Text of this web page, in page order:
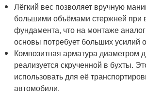
Лёгкий вес позволяет вручную
большими объёмами стержней при
фундамента, что на монтаже
основы потребует больших усилий
Композитная арматура диаметром
реализуется скрученной в бухты.
использовать для её
автомобили.